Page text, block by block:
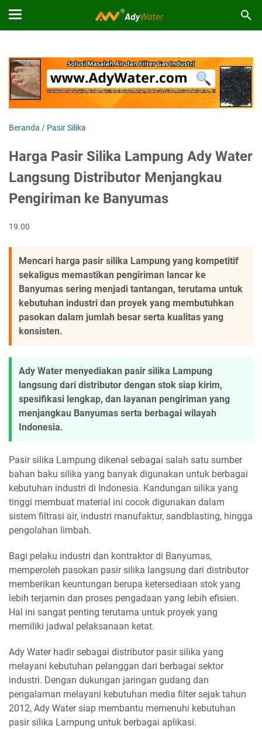
Beranda / Pasir Silika
Harga Pasir Silika Lampung Ady Water
Langsung Distributor Menjangkau
Pengiriman ke Banyumas
19.00
Mencari harga pasir silika Lampung yang kompetitif
sekaligus memastikan pengiriman lancar ke
Banyumas sering menjadi tantangan, terutama untuk
kebutuhan industri dan proyek yang membutuhkan
pasokan dalam jumlah besar serta kualitas yang
konsisten.
Ady Water menyediakan pasir silika Lampung
langsung dari distributor dengan stok siap kirim,
spesifikasi lengkap, dan layanan pengiriman yang
menjangkau Banyumas serta berbagai wilayah
Indonesia.
Pasir silika Lampung dikenal sebagai salah satu sumber
bahan baku silika yang banyak digunakan untuk berbagai
kebutuhan industri di Indonesia. Kandungan silika yang
tinggi membuat material ini cocok digunakan dalam
sistem filtrasi air, industri manufaktur, sandblasting, hingga
pengolahan limbah.
Bagi pelaku industri dan kontraktor di Banyumas,
memperoleh pasokan pasir silika langsung dari distributor
memberikan keuntungan berupa ketersediaan stok yang
lebih terjamin dan proses pengadaan yang lebih efisien.
Hal ini sangat penting terutama untuk proyek yang
memiliki jadwal pelaksanaan ketat.
Ady Water hadir sebagai distributor pasir silika yang
melayani kebutuhan pelanggan dari berbagai sektor
industri. Dengan dukungan jaringan gudang dan
pengalaman melayani kebutuhan media filter sejak tahun
2012, Ady Water siap membantu memenuhi kebutuhan
pasir silika Lampung untuk berbagai aplikasi.